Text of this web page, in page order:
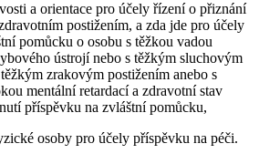
a orientace pro účely řízení o přiznání
postižením, a zda jde pro účely
pomůcku o osobu s těžkou vadou
ústrojí nebo s těžkým sluchovým
zrakovým postižením anebo s
mentální retardací a zdravotní stav
příspěvku na zvláštní pomůcku,
osoby pro účely příspěvku na péči.